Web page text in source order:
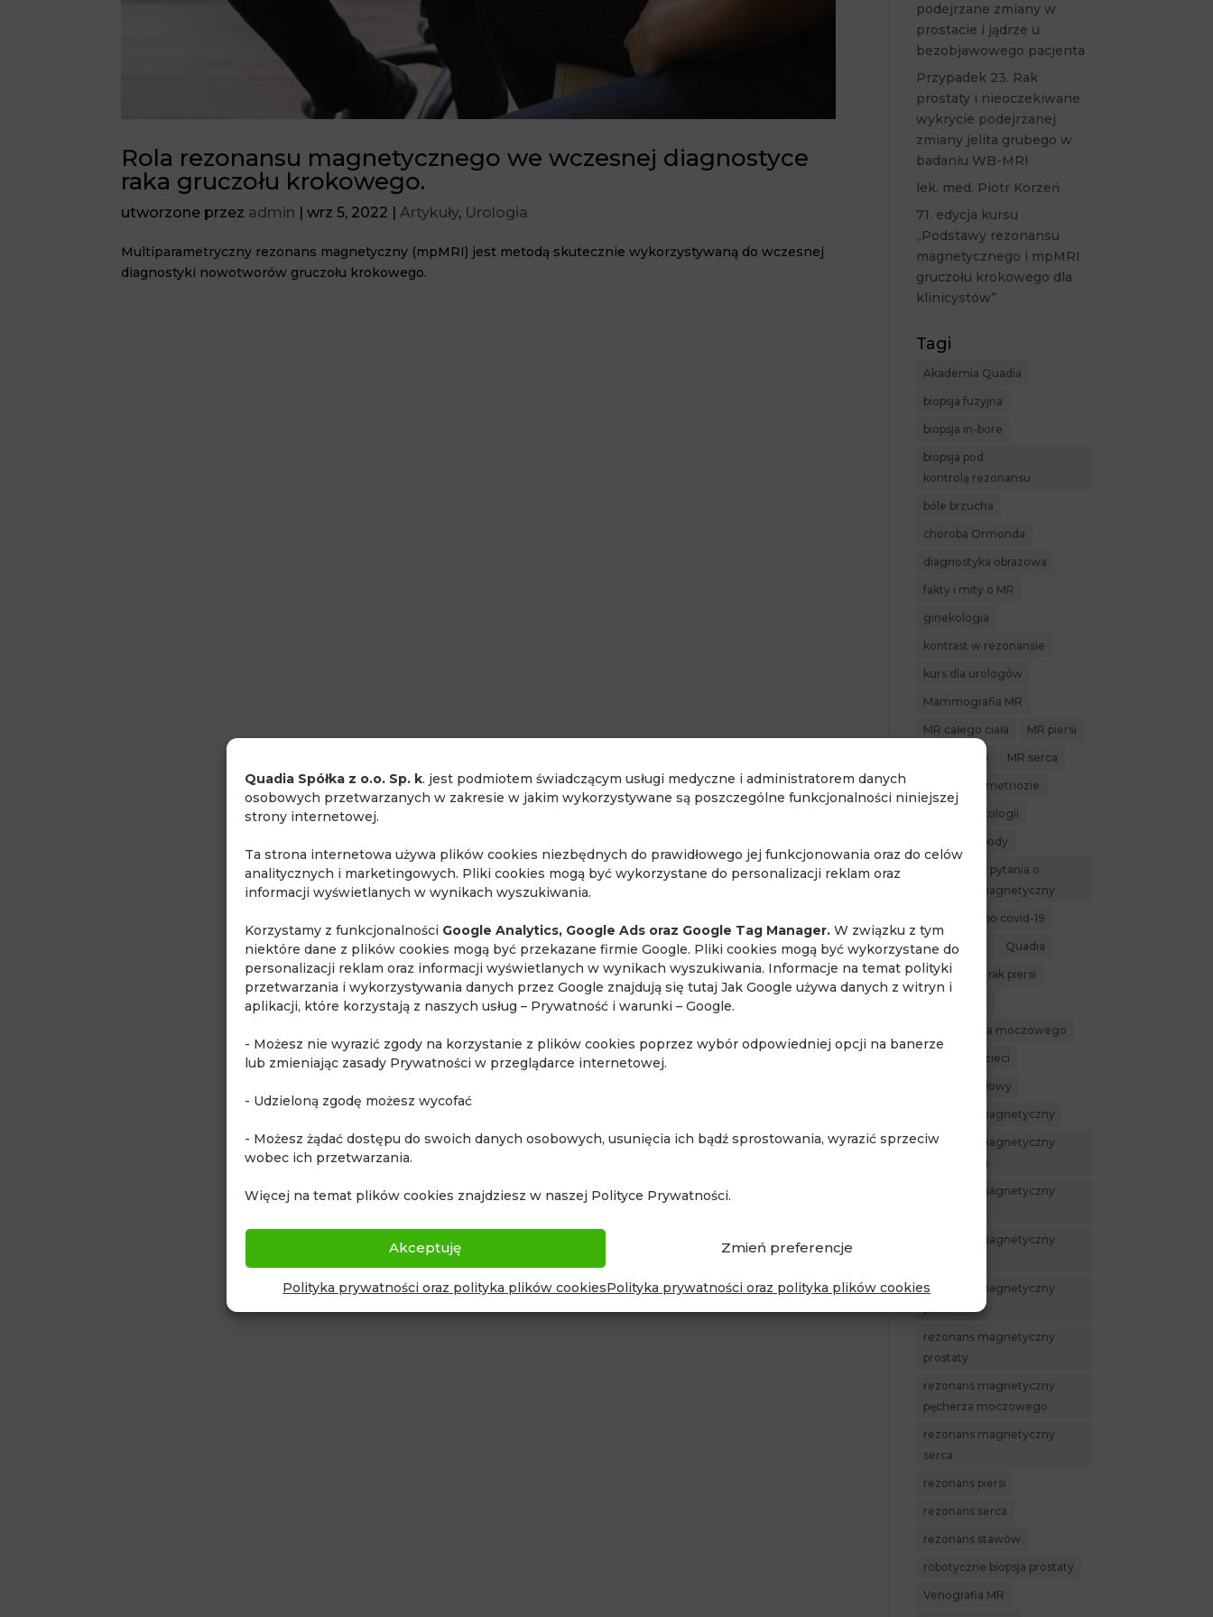
Quadia Spółka z o.o. Sp. k. jest podmiotem świadczącym usługi medyczne i administratorem danych
osobowych przetwarzanych w zakresie w jakim wykorzystywane są poszczególne funkcjonalności niniejszej
strony internetowej.
Ta strona internetowa używa plików cookies niezbędnych do prawidłowego jej funkcjonowania oraz do celów
analitycznych i marketingowych. Pliki cookies mogą być wykorzystane do personalizacji reklam oraz
informacji wyświetlanych w wynikach wyszukiwania.
Korzystamy z funkcjonalności Google Analytics, Google Ads oraz Google Tag Manager. W związku z tym
niektóre dane z plików cookies mogą być przekazane firmie Google. Pliki cookies mogą być wykorzystane do
personalizacji reklam oraz informacji wyświetlanych w wynikach wyszukiwania. Informacje na temat polityki
przetwarzania i wykorzystywania danych przez Google znajdują się tutaj Jak Google używa danych z witryn i
aplikacji, które korzystają z naszych usług – Prywatność i warunki – Google.
- Możesz nie wyrazić zgody na korzystanie z plików cookies poprzez wybór odpowiedniej opcji na banerze
lub zmieniając zasady Prywatności w przeglądarce internetowej.
- Udzieloną zgodę możesz wycofać
- Możesz żądać dostępu do swoich danych osobowych, usunięcia ich bądź sprostowania, wyrazić sprzeciw
wobec ich przetwarzania.
Więcej na temat plików cookies znajdziesz w naszej Polityce Prywatności.
Akceptuję Zmień preferencje
Polityka prywatności oraz polityka plików cookiesPolityka prywatności oraz polityka plików cookies
Rola rezonansu magnetycznego we wczesnej diagnostyce
raka gruczołu krokowego.
utworzone przez admin |wrz 5, 2022 |Artykuły, Urologia
Multiparametryczny rezonans magnetyczny (mpMRI) jest metodą skutecznie wykorzystywaną do wczesnej
diagnostyki nowotworów gruczołu krokowego.
podejrzane zmiany w
prostacie i jądrze u
bezobjawowego pacjenta
Przypadek 23. Rak
prostaty i nieoczekiwane
wykrycie podejrzanej
zmiany jelita grubego w
badaniu WB-MRI
lek. med. Piotr Korzeń
71. edycja kursu
„Podstawy rezonansu
magnetycznego i mpMRI
gruczołu krokowego dla
klinicystów”
Tagi
Akademia Quadia
biopsja fuzyjna
biopsja in-bore
biopsja pod
kontrolą rezonansu
bóle brzucha
choroba Ormonda
diagnostyka obrazowa
fakty i mity o MR
ginekologia
kontrast w rezonansie
kurs dla urologów
Mammografia MR
MR całego ciała MR piersi
MR prostaty MR serca
MR w endometriozie
MR w ginekologii
MR whole body
najczęstsze pytania o
rezonans magnetyczny
powikłania po covid-19
profilaktyka Quadia
rak nerki rak piersi
rak pęcherza moczowego
rezonans dzieci
rezonans głowy
rezonans magnetyczny
rezonans magnetyczny
całego ciała
rezonans magnetyczny
rezonans magnetyczny
rezonans magnetyczny
piersi
rezonans magnetyczny
prostaty
rezonans magnetyczny
pęcherza moczowego
rezonans magnetyczny
serca
rezonans piersi
rezonans serca
rezonans stawów
robotyczne biopsja prostaty
Venografia MR